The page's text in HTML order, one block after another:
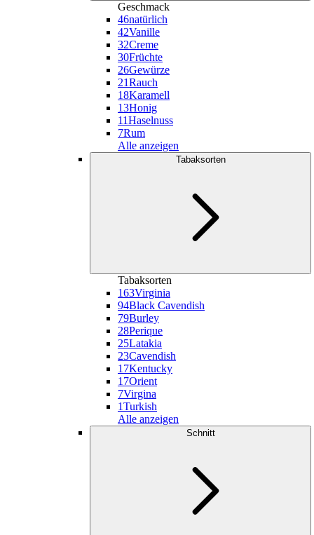
Geschmack
46natürlich
42Vanille
32Creme
30Früchte
26Gewürze
21Rauch
18Karamell
13Honig
11Haselnuss
7Rum
Alle anzeigen
Tabaksorten
Tabaksorten
163Virginia
94Black Cavendish
79Burley
28Perique
25Latakia
23Cavendish
17Kentucky
17Orient
7Virgina
1Turkish
Alle anzeigen
Schnitt